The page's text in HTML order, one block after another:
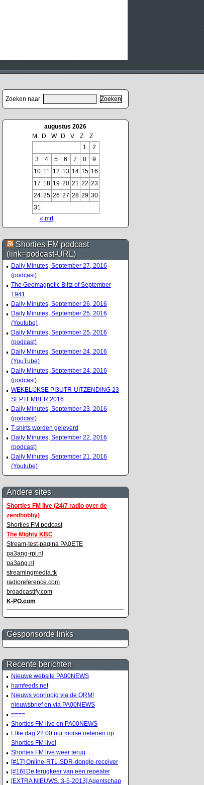
Zoeken naar:
augustus 2026
M
D W D V Z Z
« mrt
1
2
3
4 5 6 7 8
9
10 11 12 13 14 15 16
17 18 19 20 21 22 23
24 25 26 27 28 29 30
31
Shorties FM podcast
(link=podcast-URL)
Daily Minutes, September 27, 2016
(podcast)
The Geomagnetic Blitz of September
1941
Daily Minutes, September 26, 2016
Daily Minutes, September 25, 2016
(Youtube)
Daily Minutes, September 25, 2016
(podcast)
Daily Minutes, September 24, 2016
(YouTube)
Daily Minutes, September 24, 2016
(podcast)
WEKELIJKSE PI3UTR-UITZENDING 23
SEPTEMBER 2016
Daily Minutes, September 23, 2016
(podcast)
T-shirts worden geleverd
Daily Minutes, September 22, 2016
(podcast)
Daily Minutes, September 21, 2016
(Youtube)
Andere sites
Shorties FM live (24/7 radio over de
zendhobby)
Shorties FM podcast
The Mighty KBC
Stream-test-pagina PA0ETE
pa3ang-rpi.nl
pa3ang.nl
streamingmedia.tk
radioreference.com
broadcastify.com
K-PO.com
Gesponsorde links
Recente berichten
Nieuwe website PA00NEWS
hamfeeds.net
Nieuws voorlopig via de QRM!
nieuwsbrief en via PA00NEWS
====
Shorties FM live en PA00NEWS
Elke dag 22.00 uur morse oefenen op
Shorties FM live!
Shorties FM live weer terug
[#17] Online-RTL-SDR-dongle-receiver
[#16] De terugkeer van een repeater
[EXTRA NIEUWS, 3-5-2013] Agentschap